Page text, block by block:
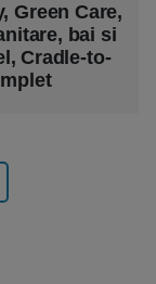
Green Care,
bai si
Cradle-to-